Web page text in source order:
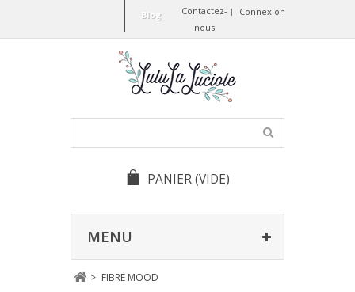
Connexion
Contactez-
nous
Blog
PANIER(VIDE)
MENU
> FIBRE MOOD